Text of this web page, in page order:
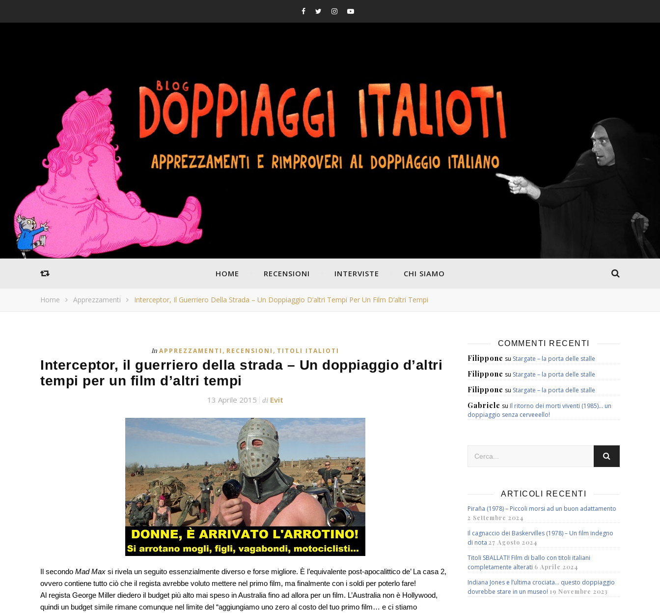
HOME RECENSIONI INTERVISTE CHI SIAMO
Home Apprezzamenti Interceptor, Il Guerriero Della Strada – Un Doppiaggio D’altri Tempi Per Un Film D’altri Tempi
In APPREZZAMENTI , RECENSIONI , TITOLI ITALIOTI
Interceptor, il guerriero della strada – Un doppiaggio d’altri
tempi per un film d’altri tempi
13 Aprile 2015 di Evit
Il secondo Mad Max si rivela un seguito essenzialmente diverso e forse migliore. È l’equivalente post-apocalittico de’ La casa 2,
ovvero contiene tutto ciò che il regista avrebbe voluto mettere nel primo film, ma finalmente con i soldi per poterlo fare!
Al regista George Miller diedero il budget più alto mai speso in Australia fino ad allora per un film. L’Australia non è Hollywood,
quindi un budget simile rimane comunque nel limite del “aggiungiamo uno zero al costo del tuo primo film… e ci stiamo
COMMENTI RECENTI
Filippone su Stargate – la porta delle stalle
Filippone su Stargate – la porta delle stalle
Filippone su Stargate – la porta delle stalle
Gabriele su Il ritorno dei morti viventi (1985)… un
doppiaggio senza cerveeello!
ARTICOLI RECENTI
Piraña (1978) – Piccoli morsi ad un buon adattamento
2 Settembre 2024
Il cagnaccio dei Baskervilles (1978) – Un film indegno
di nota 27 Agosto 2024
Titoli SBALLATI! Film di ballo con titoli italiani
completamente alterati 6 Aprile 2024
Indiana Jones e l’ultima crociata… questo doppiaggio
dovrebbe stare in un museo! 19 Novembre 2023